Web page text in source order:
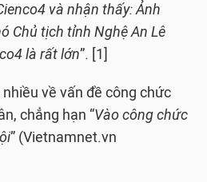
và nhận thấy: Ảnh
Chủ tịch tỉnh Nghệ An Lê
là rất lớn”. [1]
về vấn đề công chức
chẳng hạn “Vào công chức
” (Vietnamnet.vn